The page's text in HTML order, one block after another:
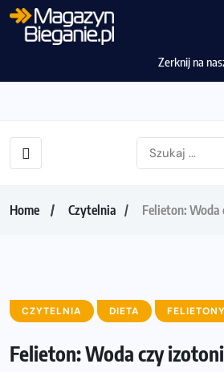
Zerknij na
Home Czytelnia Felieton:
CZYTELNIA DIETA FELIETONY
Felieton: Woda czy